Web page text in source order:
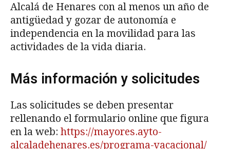
Alcalá de Henares con al menos un año de
antigüedad y gozar de autonomía e
independencia en la movilidad para las
actividades de la vida diaria.
Más información y solicitudes
Las solicitudes se deben presentar
rellenando el formulario online que figura
en la web: https://mayores.ayto-
alcaladehenares.es/programa-vacacional/